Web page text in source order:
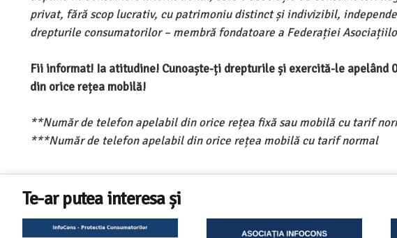
privat, fără scop lucrativ, cu patrimoniu distinct și indivizibil,
drepturile consumatorilor – membră fondatoare a Federației
Fii informat! Ia atitudine! Cunoaște-ți drepturile și exercită-le apelând
din orice rețea mobilă!
**Număr de telefon apelabil din orice rețea fixă sau mobilă cu tarif
***Număr de telefon apelabil din orice rețea mobilă cu tarif normal
Te-ar putea interesa și